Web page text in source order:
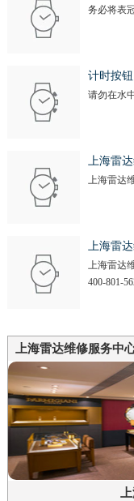
务必将表
计时按钮
请勿在水
上海雷
上海雷达
上海雷
上海雷达
400-801-
上海雷达维修服务中